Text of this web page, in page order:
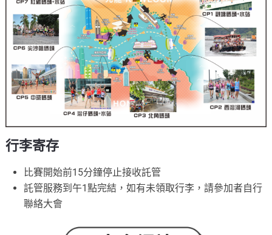
行李寄存
比賽開始前15分鐘停止接收託管
託管服務到午1點完結，如有未領取行李，請參加者自行
聯絡大會